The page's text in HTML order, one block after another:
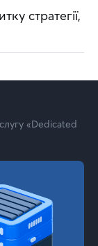
стратегії,
«Dedicated